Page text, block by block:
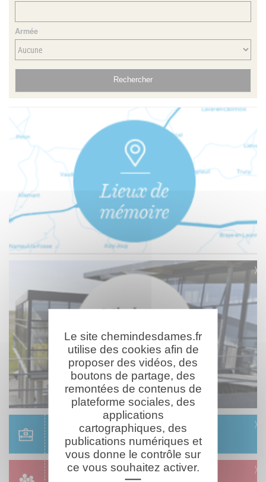
Armée
Scolaire
Réservation & informations
Le site chemindesdames.fr
utilise des cookies afin de
proposer des vidéos, des
boutons de partage, des
remontées de contenus de
plateforme sociales, des
applications
cartographiques, des
publications numériques et
vous donne le contrôle sur
ce vous souhaitez activer.